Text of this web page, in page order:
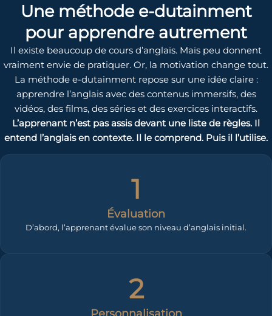
Une méthode e-dutainment
pour apprendre autrement
Il existe beaucoup de cours d’anglais. Mais peu donnent
vraiment envie de pratiquer. Or, la motivation change tout.
La méthode e-dutainment repose sur une idée claire :
apprendre l’anglais avec des contenus immersifs, des
vidéos, des films, des séries et des exercices interactifs.
L’apprenant n’est pas assis devant une liste de règles. Il
entend l’anglais en contexte. Il le comprend. Puis il l’utilise.
1
Évaluation
D’abord, l’apprenant évalue son niveau d’anglais initial.
2
Personnalisation